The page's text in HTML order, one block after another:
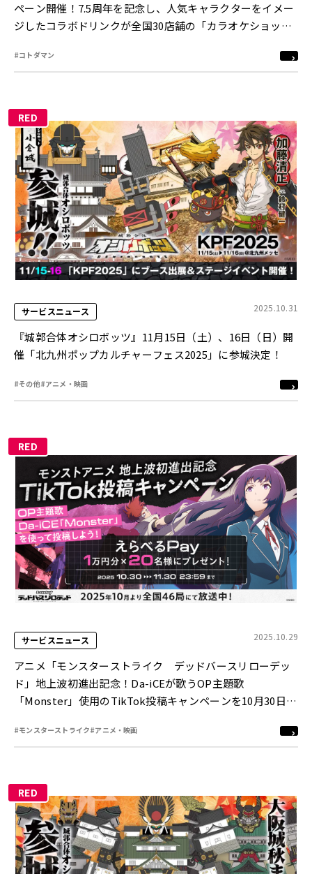
ペーン開催！7.5周年を記念し、人気キャラクターをイメー
ジしたコラボドリンクが全国30店舗の「カラオケショップ
#コトダマン
RED
サービスニュース 2025.10.31
『城郭合体オシロボッツ』11月15日（土）、16日（日）開
催「北九州ポップカルチャーフェス2025」に参城決定！
#その他#アニメ・映画
RED
サービスニュース 2025.10.29
アニメ「モンスターストライク デッドバースリローデッ
ド」地上波初進出記念！Da-iCEが歌うOP主題歌
「Monster」使用のTikTok投稿キャンペーンを10月30日
#モンスターストライク#アニメ・映画
RED